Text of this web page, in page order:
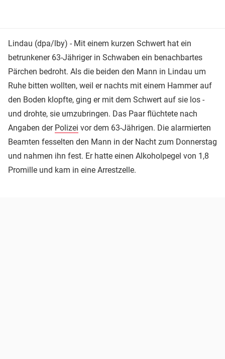
Lindau (dpa/lby) - Mit einem kurzen Schwert hat ein
betrunkener 63-Jähriger in Schwaben ein benachbartes
Pärchen bedroht. Als die beiden den Mann in Lindau um
Ruhe bitten wollten, weil er nachts mit einem Hammer auf
den Boden klopfte, ging er mit dem Schwert auf sie los -
und drohte, sie umzubringen. Das Paar flüchtete nach
Angaben der Polizei vor dem 63-Jährigen. Die alarmierten
Beamten fesselten den Mann in der Nacht zum Donnerstag
und nahmen ihn fest. Er hatte einen Alkoholpegel von 1,8
Promille und kam in eine Arrestzelle.